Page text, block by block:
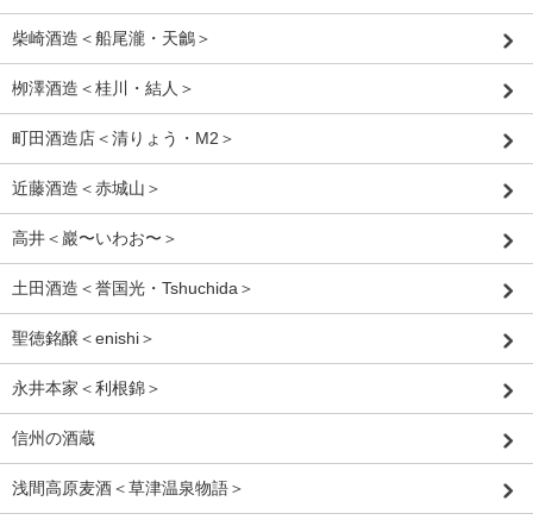
柴崎酒造＜船尾瀧・天鸙＞
栁澤酒造＜桂川・結人＞
町田酒造店＜清りょう・M2＞
近藤酒造＜赤城山＞
高井＜巖〜いわお〜＞
土田酒造＜誉国光・Tshuchida＞
聖徳銘醸＜enishi＞
永井本家＜利根錦＞
信州の酒蔵
浅間高原麦酒＜草津温泉物語＞